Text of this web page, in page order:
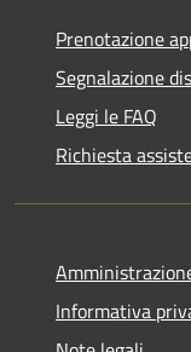
Prenotazione
Segnalazione
Leggi le FAQ
Richiesta
Informativa